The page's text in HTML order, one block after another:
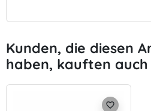
Kunden, die diesen
haben, kauften auch
favorite_border